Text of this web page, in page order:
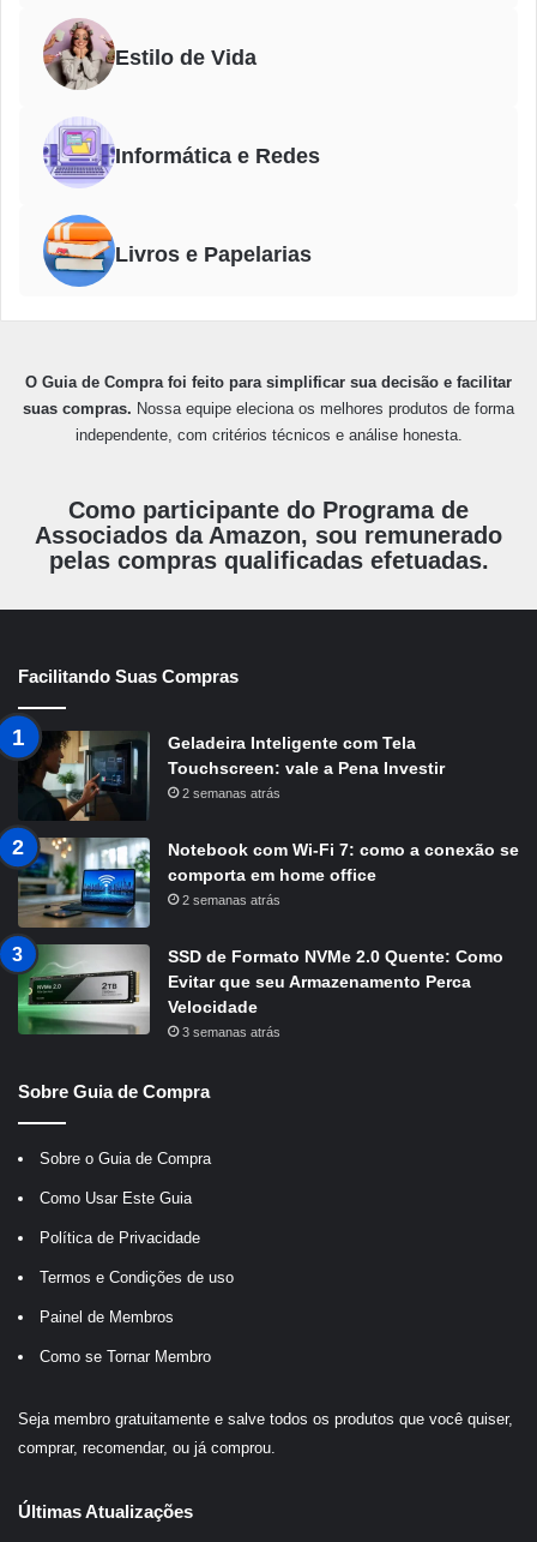
Estilo de Vida
Informática e Redes
Livros e Papelarias
O Guia de Compra foi feito para simplificar sua decisão e facilitar
suas compras. Nossa equipe eleciona os melhores produtos de forma
independente, com critérios técnicos e análise honesta.
Como participante do Programa de
Associados da Amazon, sou remunerado
pelas compras qualificadas efetuadas.
Facilitando Suas Compras
Geladeira Inteligente com Tela
Touchscreen: vale a Pena Investir
2 semanas atrás
Notebook com Wi-Fi 7: como a conexão se
comporta em home office
2 semanas atrás
SSD de Formato NVMe 2.0 Quente: Como
Evitar que seu Armazenamento Perca
Velocidade
3 semanas atrás
Sobre Guia de Compra
Sobre o Guia de Compra
Como Usar Este Guia
Política de Privacidade
Termos e Condições de uso
Painel de Membros
Como se Tornar Membro
Seja membro gratuitamente e salve todos os produtos que você quiser,
comprar, recomendar, ou já comprou.
Últimas Atualizações